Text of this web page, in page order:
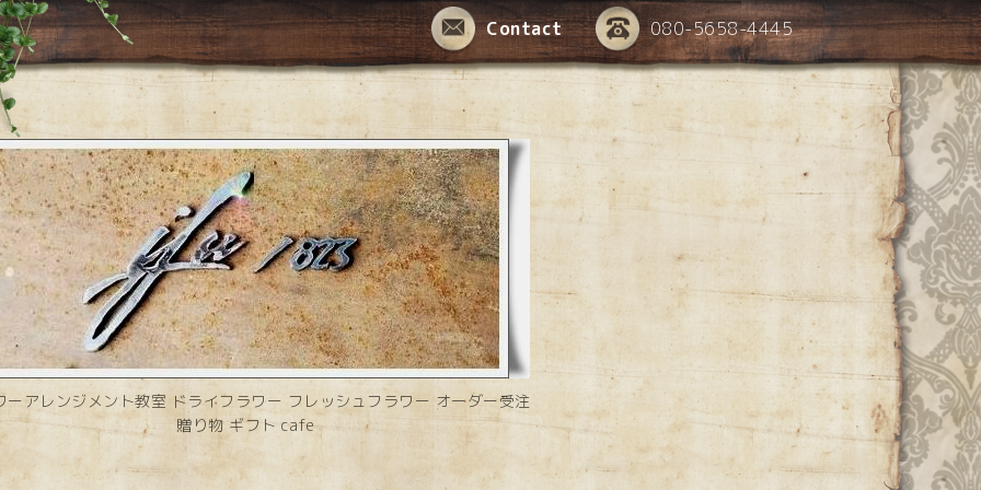
080-5658-4445
Contact
ーアレンジメント教室 ドライフラワー フレッシュフラワー オーダー受注
贈り物 ギフト cafe